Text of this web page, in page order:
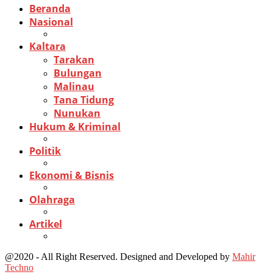
Beranda
Nasional
Kaltara
Tarakan
Bulungan
Malinau
Tana Tidung
Nunukan
Hukum & Kriminal
Politik
Ekonomi & Bisnis
Olahraga
Artikel
@2020 - All Right Reserved. Designed and Developed by Mahir
Techno